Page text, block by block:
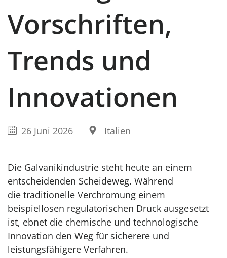
Vorschriften,
Trends und
Innovationen
26 Juni 2026 Italien
Die Galvanikindustrie steht heute an einem
entscheidenden Scheideweg. Während
die traditionelle Verchromung einem
beispiellosen regulatorischen Druck ausgesetzt
ist, ebnet die chemische und technologische
Innovation den Weg für sicherere und
leistungsfähigere Verfahren.